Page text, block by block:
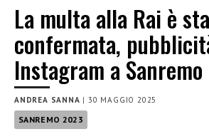
La multa alla Rai è
confermata,
Instagram a
ANDREA SANNA |30 MAGGIO 2025
SANREMO 2023